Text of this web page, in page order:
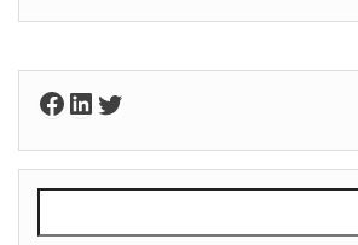
Facebook
LinkedIn
Twitter